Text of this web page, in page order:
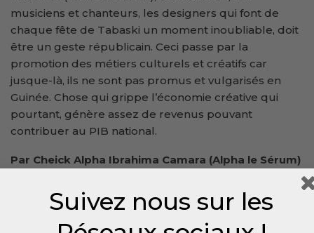
musiciens et chanteurs, les designers qui font de
chaque fête de Tabaski un moment inoubliable, doit
être un geste républicain. Ceci passe par la
promotion des métiers culturels et créatifs car
jusque-là, ils ne sont pas promus et vulgarisés en
Guinée. Chose qui grippe l’économie créative qui
pourtant, génère assez de revenus pouvant
contribuer au PIB national.
Par Cheick Alpha Ibrahima Camara (Alpha le Sérum)
Culturbaines.com
Commissaire Général de l’événement “Rencontre
des Industries Culturelles et Créatives (RICC)”
Suivez nous sur les